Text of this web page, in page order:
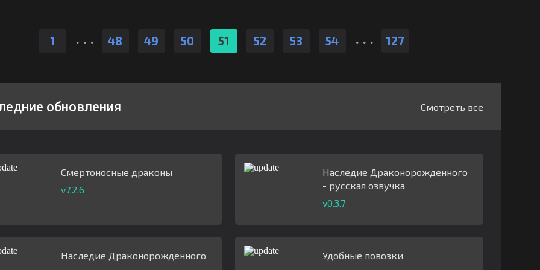
1 . . . 48 49 50 51 52 53 54 . . . 127
обновления Смотреть все
Смертоносные драконы
v7.2.6
Наследие Драконорожденного
- русская озвучка
v0.3.7
Наследие Драконорожденного
Удобные повозки